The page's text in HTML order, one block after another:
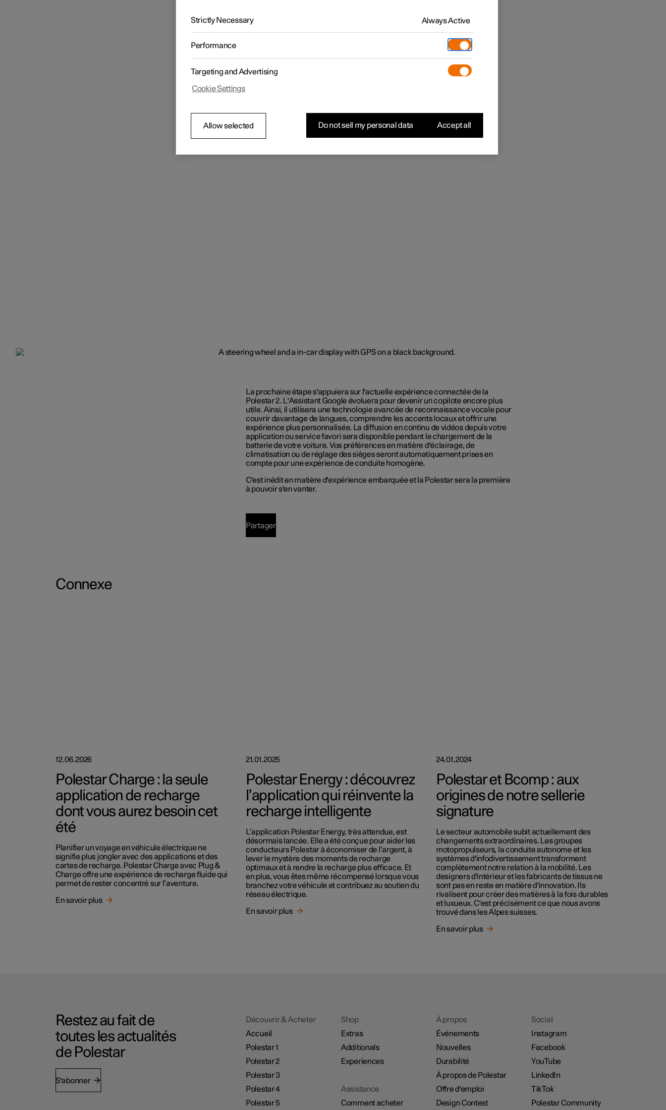
La prochaine étape s'appuiera sur l'actuelle expérience connectée de la
Polestar 2. L'Assistant Google évoluera pour devenir un copilote encore plus
utile. Ainsi, il utilisera une technologie avancée de reconnaissance vocale pour
couvrir davantage de langues, comprendre les accents locaux et offrir une
expérience plus personnalisée. La diffusion en continu de vidéos depuis votre
application ou service favori sera disponible pendant le chargement de la
batterie de votre voiture. Vos préférences en matière d'éclairage, de
climatisation ou de réglage des sièges seront automatiquement prises en
compte pour une expérience de conduite homogène.
C'est inédit en matière d'expérience embarquée et la Polestar sera la première
à pouvoir s'en vanter.
Partager
Connexe
12.06.2026
Polestar Charge : la seule
application de recharge
dont vous aurez besoin cet
été
Planifier un voyage en véhicule électrique ne
signifie plus jongler avec des applications et des
cartes de recharge. Polestar Charge avec Plug &
Charge offre une expérience de recharge fluide qui
permet de rester concentré sur l’aventure.
En savoir plus
21.01.2025
Polestar Energy : découvrez
l’application qui réinvente la
recharge intelligente
L’application Polestar Energy, très attendue, est
désormais lancée. Elle a été conçue pour aider les
conducteurs Polestar à économiser de l’argent, à
lever le mystère des moments de recharge
optimaux et à rendre la recharge plus efficace. Et
en plus, vous êtes même récompensé lorsque vous
branchez votre véhicule et contribuez au soutien du
réseau électrique.
En savoir plus
24.01.2024
Polestar et Bcomp : aux
origines de notre sellerie
signature
Le secteur automobile subit actuellement des
changements extraordinaires. Les groupes
motopropulseurs, la conduite autonome et les
systèmes d'infodivertissement transforment
complètement notre relation à la mobilité. Les
designers d'intérieur et les fabricants de tissus ne
sont pas en reste en matière d'innovation. Ils
rivalisent pour créer des matières à la fois durables
et luxueux. C'est précisément ce que nous avons
trouvé dans les Alpes suisses.
En savoir plus
Restez au fait de
toutes les actualités
de Polestar
S'abonner
Découvrir & Acheter
Accueil
Polestar 1
Polestar 2
Polestar 3
Polestar 4
Polestar 5
Shop
Extras
Additionals
Experiences
Assistance
Comment acheter
À propos
Événements
Nouvelles
Durabilité
À propos de Polestar
Offre d'emploi
Design Contest
Social
Instagram
Facebook
YouTube
LinkedIn
TikTok
Polestar Community
Strictly Necessary Always Active
Performance
Targeting and Advertising
Cookie Settings
Allow selected Do not sell my personal data Accept all